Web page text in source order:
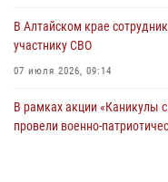
В Алтайском крае
участнику СВО
07 июля 2026, 09:14
В рамках акции «Каникулы
провели военно-